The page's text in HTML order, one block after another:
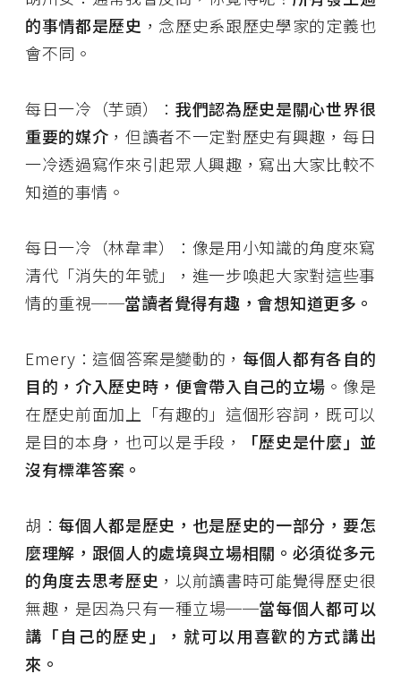
的事情都是歷史 ，念歷史系跟歷史學家的定義也
會不同。
每日一冷（芋頭）：我們認為歷史是關心世界很
重要的媒介 ，但讀者不一定對歷史有興趣，每日
一冷透過寫作來引起眾人興趣，寫出大家比較不
知道的事情。
每日一冷（林韋聿）：像是用小知識的角度來寫
清代「消失的年號」，進一步喚起大家對這些事
情的重視──當讀者覺得有趣，會想知道更多。
Emery：這個答案是變動的， 每個人都有各自的
目的，介入歷史時，便會帶入自己的立場 。像是
在歷史前面加上「有趣的」這個形容詞，既可以
是目的本身，也可以是手段，
「歷史是什麼」並
沒有標準答案。
胡： 每個人都是歷史，也是歷史的一部分，要怎
麼理解，跟個人的處境與立場相關。必須從多元
的角度去思考歷史 ，以前讀書時可能覺得歷史很
無趣，是因為只有一種立場──當每個人都可以
講「自己的歷史」，就可以用喜歡的方式講出
來。